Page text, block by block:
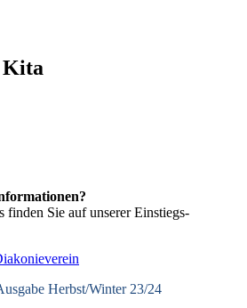
Kita
Sie auf unserer Einstiegs-
Herbst/Winter 23/24